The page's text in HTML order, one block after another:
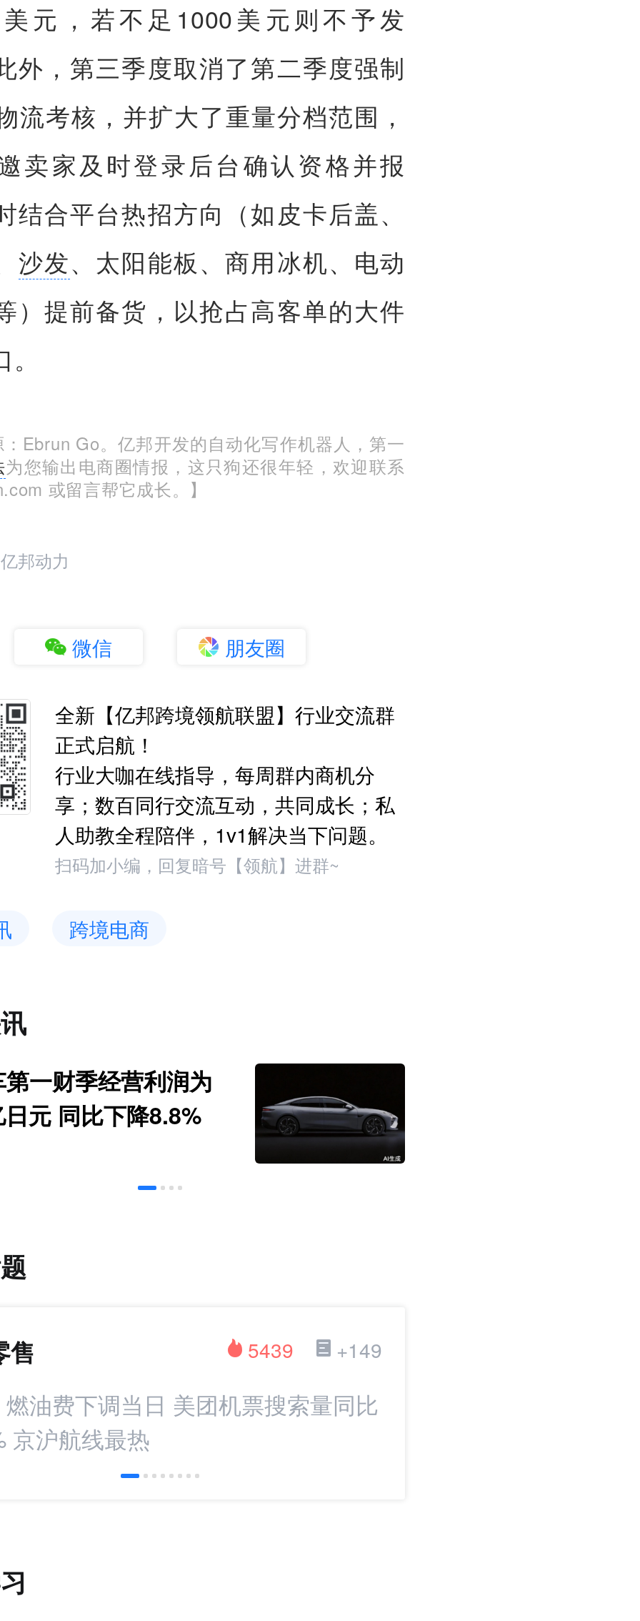
元，若不足1000美元则不予发
外，第三季度取消了第二季度强制
流考核，并扩大了重量分档范围，
卖家及时登录后台确认资格并报
结合平台热招方向（如皮卡后盖、
沙发、太阳能板、商用冰机、电动
）提前备货，以抢占高客单的大件
Ebrun Go。亿邦开发的自动化写作机器人，第一
为您输出电商圈情报，这只狗还很年轻，欢迎联系
或留言帮它成长。】
邦动力
微信 朋友圈
全新【亿邦跨境领航联盟】行业交流群
正式启航！
行业大咖在线指导，每周群内商机分
享；数百同行交流互动，共同成长；私
人助教全程陪伴，1v1解决当下问题。
扫码加小编，回复暗号【领航】进群~
跨境电商
一财季经营利润为
元 同比下降8.8%
售 +149
5439
油费下调当日 美团机票搜索量同比
京沪航线最热